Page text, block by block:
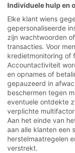
Individuele hulp en
Elke klant wiens
gepersonaliseerde
zijn wachtwoorden
transacties. Voor
kredietmonitoring of
Accountactiviteit
en opnames of
gepauzeerd in
beschermen tegen
eventuele ontdekte
verplichte
Aan het einde van
aan alle klanten een
herstelmaatregelen
verstrekt.